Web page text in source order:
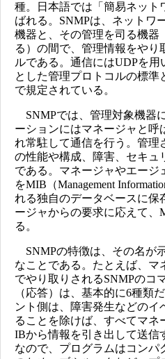
種。日本語では「簡易ネット
ばれる。SNMPは、ネットワ
機器と、その管理を司る機器
る）の間で、管理情報をやり
ルである。通信にはUDPを用
とした管理プロトコルの標準
で規定されている。
SNMPでは、管理対象機器
ーションにはマネージャと
れ常駐して通信を行う。管理
の性能や構成、障害、セキュ
である。マネージャやエージ
をMIB（Management
れる独自のデータベースに保
ージャからの要求に応えて
る。
SNMPの特徴は、その名が
なことである。たとえば、マ
でやり取りされるSNMPのコ
（応答）は、基本的に6種類
ント側は、障害発生などの
ることを除けば、すべてマ
IBから情報を引き出して送信
なので、プログラムはコンパ